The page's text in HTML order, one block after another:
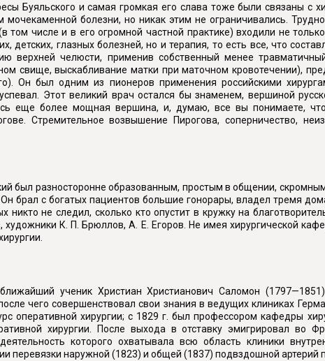
Буяльского и самая громкая его слава тоже были связаны с
болезни, но никак этим не ограничивались.
том числе и в его огромной частной практике) входили не
детских, глазных болезней, но и терапия, то есть все, что
верхней челюсти, применив собственный менее
свище, выскабливание матки при маточном кровотечении),
Он был одним из пионеров применения российскими
Этот великий врач остался бы знаменем, вершиной
еще более мощная вершина, и, думаю, все вы понимаете,
Стремительное возвышение Пирогова, соперничество,
был разносторонне образованным, простым в общении,
брал с богатых пациентов большие гонорары, владел тремя
не следил, сколько кто опустит в кружку на
К. П. Брюллов, А. Е. Егоров. Не имея хирургической
ученик Христиан Христианович Саломон
чего совершенствовал свои знания в ведущих клиниках
оперативной хирургии; с 1829 г. был профессором кафедры
хирургии. После выхода в отставку эмигрировал во
которого охватывала всю область клиники
перевязки наружной (1823) и общей (1837) подвздошной артерий